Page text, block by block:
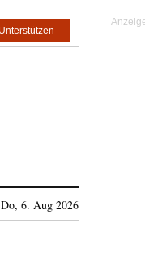
Do, 6. Aug 2026